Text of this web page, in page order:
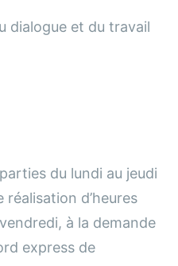
dialogue et du travail
du lundi au jeudi
d’heures
à la demande
express de